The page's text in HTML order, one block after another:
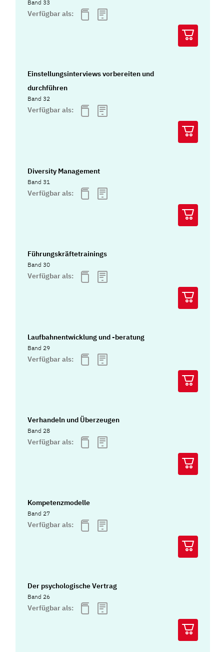
Band 33
Verfügbar als:
Einstellungsinterviews vorbereiten und
durchführen
Band 32
Verfügbar als:
Diversity Management
Band 31
Verfügbar als:
Führungskräftetrainings
Band 30
Verfügbar als:
Laufbahnentwicklung und -beratung
Band 29
Verfügbar als:
Verhandeln und Überzeugen
Band 28
Verfügbar als:
Kompetenzmodelle
Band 27
Verfügbar als:
Der psychologische Vertrag
Band 26
Verfügbar als: